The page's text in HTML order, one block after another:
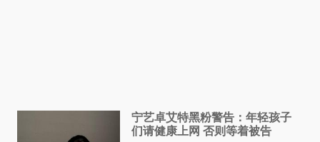
宁艺卓艾特黑粉警告：年轻孩子
们​请健康上网 否则等着被告